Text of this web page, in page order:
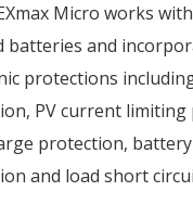
Micro works
batteries and
protections
PV current
protection,
and load short